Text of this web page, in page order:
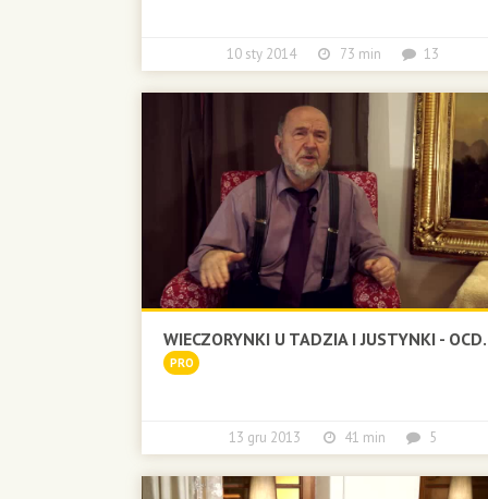
10 sty 2014 73 min 13
WIECZORYNKI U TADZIA I JUSTYNKI -
PRO
13 gru 2013 41 min 5